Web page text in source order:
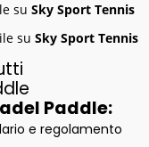
su Sky Sport Tennis
su Sky Sport Tennis
Paddle:
e regolamento